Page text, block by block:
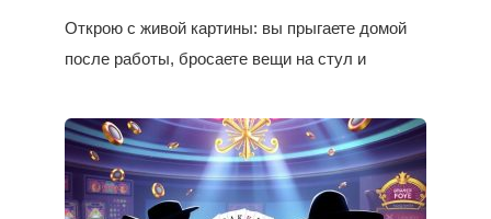
Открою с живой картины: вы прыгаете домой
после работы, бросаете вещи на стул и